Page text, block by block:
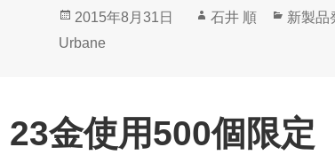
投
稿
2015年8月31日
作
石井 順
カ
ー
新製品
Urbane
23金使用500個限